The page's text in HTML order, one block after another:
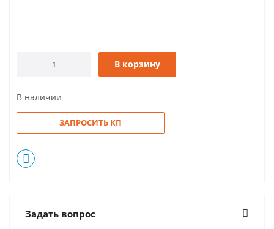
В корзину
В наличии
ЗАПРОСИТЬ КП
Задать вопрос